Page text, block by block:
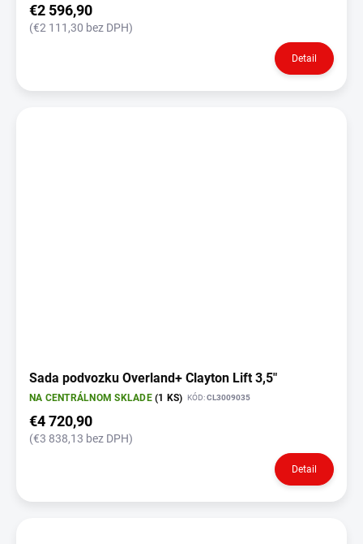
€2 596,90
(€2 111,30 bez DPH)
Detail
Sada podvozku Overland+ Clayton Lift 3,5"
NA CENTRÁLNOM SKLADE(1 KS) KÓD:CL3009035
€4 720,90
(€3 838,13 bez DPH)
Detail